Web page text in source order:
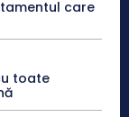
care
toate